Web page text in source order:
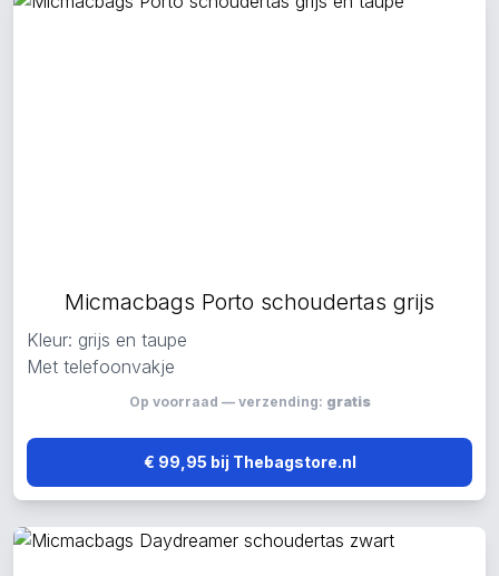
Micmacbags Porto schoudertas grijs
Kleur: grijs en taupe
Met telefoonvakje
Op voorraad — verzending: gratis
€ 99,95 bij Thebagstore.nl